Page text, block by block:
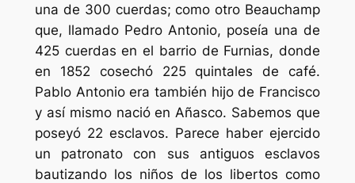
una de 300 cuerdas; como otro Beauchamp
que, llamado Pedro Antonio, poseía una de
425 cuerdas en el barrio de Furnias, donde
en 1852 cosechó 225 quintales de café.
Pablo Antonio era también hijo de Francisco
y así mismo nació en Añasco. Sabemos que
poseyó 22 esclavos. Parece haber ejercido
un patronato con sus antiguos esclavos
bautizando los niños de los libertos como